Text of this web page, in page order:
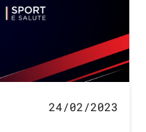
24/02/2023